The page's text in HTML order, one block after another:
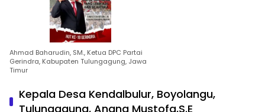
Ahmad Baharudin, SM., Ketua DPC Partai
Gerindra, Kabupaten Tulungagung, Jawa
Timur
Kepala Desa Kendalbulur, Boyolangu,
Tulungagung, Anang Mustofa,S.E